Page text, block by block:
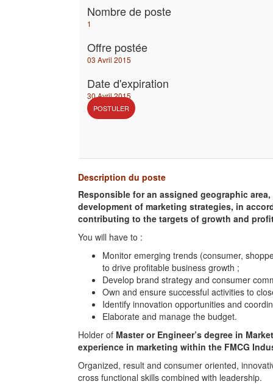
Nombre de poste
1
Offre postée
03 Avril 2015
Date d'expiration
30 Avril 2015
POSTULER
Description du poste
Responsible for an assigned geographic
development of marketing strategies, in
contributing to the targets of growth and
You will have to :
Monitor emerging trends (consumer,
to drive profitable business growth ;
Develop brand strategy and consumer
Own and ensure successful activities to
Identify innovation opportunities and
Elaborate and manage the budget.
Holder of Master or Engineer’s degree in
experience in marketing within the FMCG
Organized, result and consumer oriented,
cross functional skills combined with leadership.